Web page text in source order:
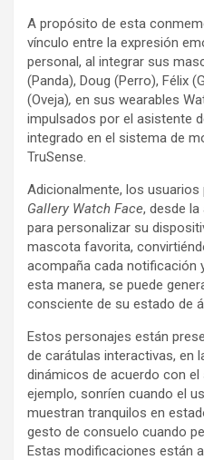
A propósito de esta
vínculo entre la expresión
personal, al integrar sus
(Panda), Doug (Perro), Félix
(Oveja), en sus wearables
impulsados por el asistente
integrado en el sistema de
TruSense.
Adicionalmente, los
Gallery Watch Face, desde la
para personalizar su
mascota favorita,
acompaña cada notificación
esta manera, se puede
consciente de su estado de
Estos personajes están
de carátulas interactivas, en
dinámicos de acuerdo con
ejemplo, sonríen cuando el
muestran tranquilos en
gesto de consuelo cuando
Estas modificaciones están